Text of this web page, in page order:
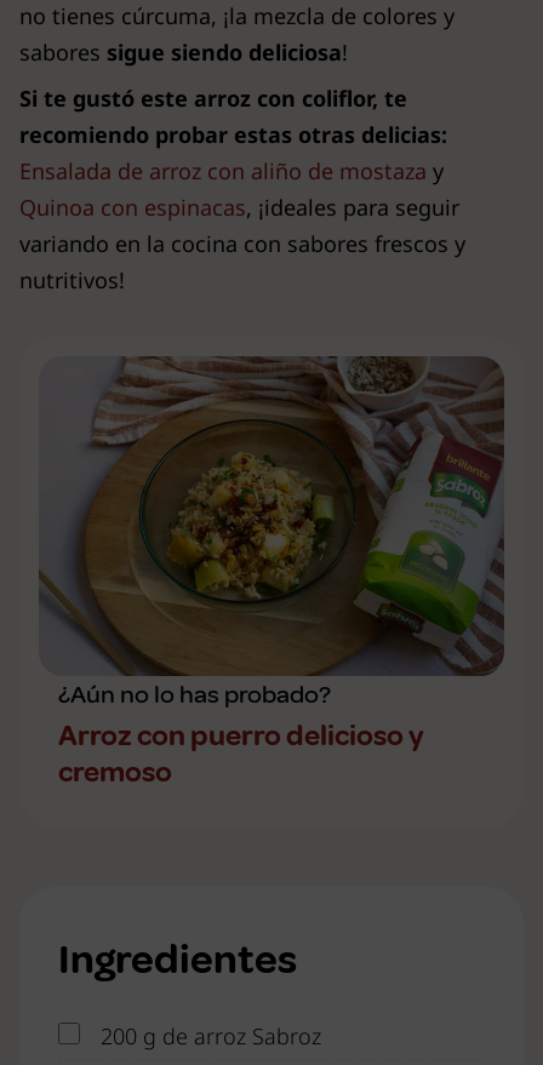
no tienes cúrcuma, ¡la mezcla de colores y
sabores sigue siendo deliciosa!
Si te gustó este arroz con coliflor, te
recomiendo probar estas otras delicias:
Ensalada de arroz con aliño de mostaza y
Quinoa con espinacas, ¡ideales para seguir
variando en la cocina con sabores frescos y
nutritivos!
¿Aún no lo has probado?
Arroz con puerro delicioso y
cremoso
Ingredientes
200 g de arroz Sabroz